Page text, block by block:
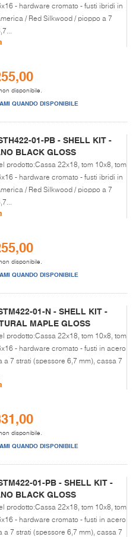
- hardware cromato - fusti ibridi in
/ Red Silkwood / pioppo a 7
disponibile.
QUANDO DISPONIBILE
01-PB - SHELL KIT -
BLACK GLOSS
prodotto:Cassa 22x18, tom 10x8, tom
- hardware cromato - fusti ibridi in
/ Red Silkwood / pioppo a 7
disponibile.
QUANDO DISPONIBILE
01-N - SHELL KIT -
MAPLE GLOSS
prodotto:Cassa 22x18, tom 10x8, tom
- hardware cromato - fusti in acero
a 7 strati (spessore 6,7 mm), cassa 7
disponibile.
QUANDO DISPONIBILE
01-PB - SHELL KIT -
BLACK GLOSS
prodotto:Cassa 22x18, tom 10x8, tom
- hardware cromato - fusti in acero
a 7 strati (spessore 6,7 mm), cassa 7